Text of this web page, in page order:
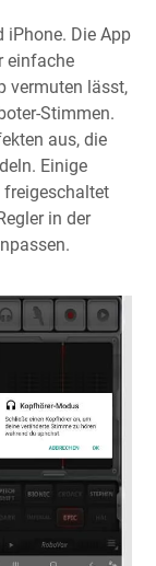
iPhone. Die App
einfache
vermuten lässt,
Stimmen.
aus, die
Einige
in der